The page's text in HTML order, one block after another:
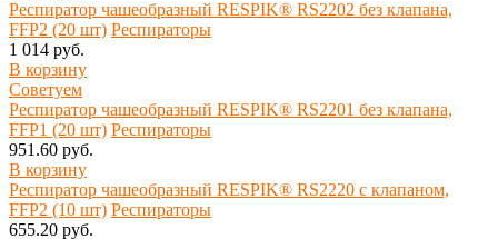
Респиратор чашеобразный RESPIK® RS2202 без клапана,
FFP2 (20 шт) Респираторы
1 014 руб.
В корзину
Советуем
Респиратор чашеобразный RESPIK® RS2201 без клапана,
FFP1 (20 шт) Респираторы
951.60 руб.
В корзину
Респиратор чашеобразный RESPIK® RS2220 с клапаном,
FFP2 (10 шт) Респираторы
655.20 руб.